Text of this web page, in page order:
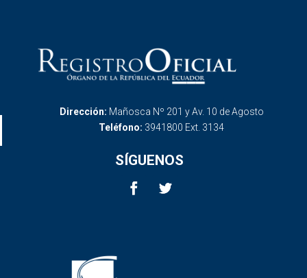
Dirección: Mañosca Nº 201 y Av. 10 de Agosto
Teléfono: 3941800 Ext. 3134
SÍGUENOS